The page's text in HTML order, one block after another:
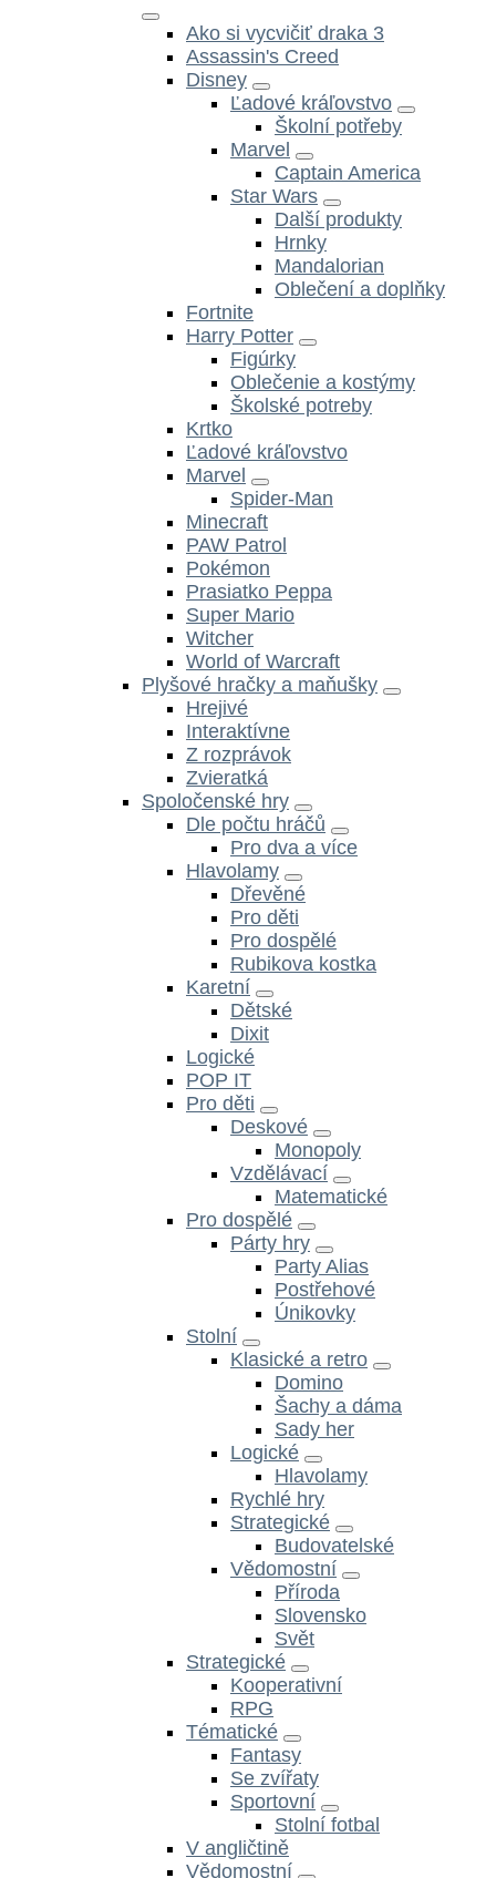
Ako si vycvičiť draka 3
Assassin's Creed
Disney
Ľadové kráľovstvo
Školní potřeby
Marvel
Captain America
Star Wars
Další produkty
Hrnky
Mandalorian
Oblečení a doplňky
Fortnite
Harry Potter
Figúrky
Oblečenie a kostýmy
Školské potreby
Krtko
Ľadové kráľovstvo
Marvel
Spider-Man
Minecraft
PAW Patrol
Pokémon
Prasiatko Peppa
Super Mario
Witcher
World of Warcraft
Plyšové hračky a maňušky
Hrejivé
Interaktívne
Z rozprávok
Zvieratká
Spoločenské hry
Dle počtu hráčů
Pro dva a více
Hlavolamy
Dřevěné
Pro děti
Pro dospělé
Rubikova kostka
Karetní
Dětské
Dixit
Logické
POP IT
Pro děti
Deskové
Monopoly
Vzdělávací
Matematické
Pro dospělé
Párty hry
Party Alias
Postřehové
Únikovky
Stolní
Klasické a retro
Domino
Šachy a dáma
Sady her
Logické
Hlavolamy
Rychlé hry
Strategické
Budovatelské
Vědomostní
Příroda
Slovensko
Svět
Strategické
Kooperativní
RPG
Tématické
Fantasy
Se zvířaty
Sportovní
Stolní fotbal
V angličtině
Vědomostní